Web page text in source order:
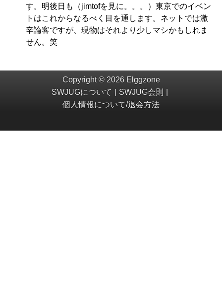
す。明後日も（jimtofを見に。。。）東京でのイベン
トはこれからなるべく目を通します。ネットでは激
辛論客ですが、現物はそれより少しマシかもしれま
せん。笑
Copyright © 2026 Elggzone
SWJUGについて
SWJUG会則
個人情報について/退会方法